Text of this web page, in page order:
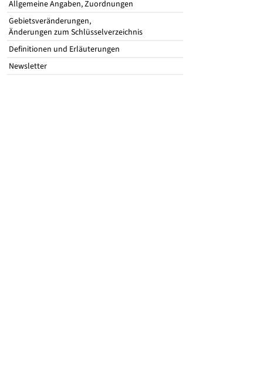
Allgemeine Angaben, Zuordnungen
Gebietsveränderungen,
Änderungen zum Schlüsselverzeichnis
Definitionen und Erläuterungen
Newsletter